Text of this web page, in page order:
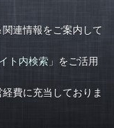
連情報をご案内して
ト内検索」 をご活用
費に充当しておりま